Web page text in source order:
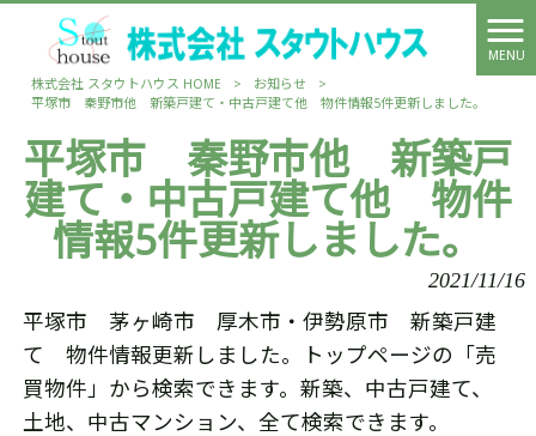
MENU
株式会社 スタウトハウス HOME
> お知らせ
>
平塚市 秦野市他 新築戸建て・中古戸建て他 物件情報5件更新しました。
平塚市 秦野市他 新築戸
建て・中古戸建て他 物件
情報5件更新しました。
2021/11/16
平塚市 茅ヶ崎市 厚木市・伊勢原市 新築戸建
て 物件情報更新しました。トップページの「売
買物件」から検索できます。新築、中古戸建て、
土地、中古マンション、全て検索できます。